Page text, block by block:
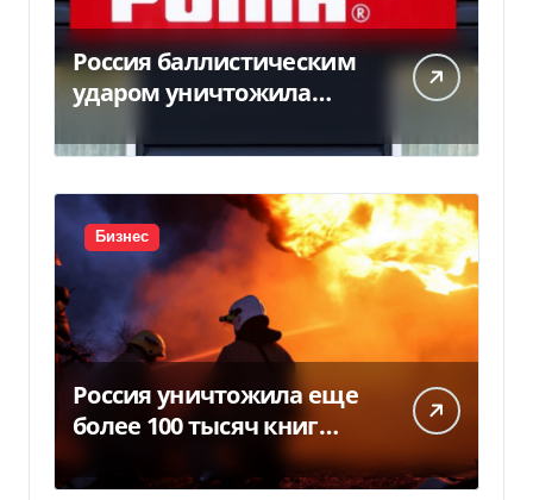
Россия баллистическим
ударом уничтожила
детали
Бизнес
Россия уничтожила еще
более 100 тысяч книг
BookChef: что произошло